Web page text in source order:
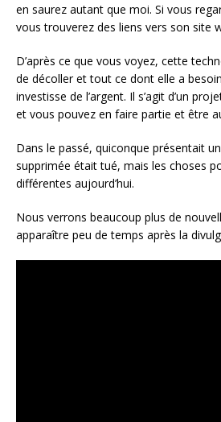
en saurez autant que moi. Si vous
vous trouverez des liens vers son site
D’après ce que vous voyez, cette
de décoller et tout ce dont elle a
investisse de l’argent. Il s’agit d’un
et vous pouvez en faire partie et être
Dans le passé, quiconque présentait
supprimée était tué, mais les choses
différentes aujourd’hui.
Nous verrons beaucoup plus de
apparaître peu de temps après la